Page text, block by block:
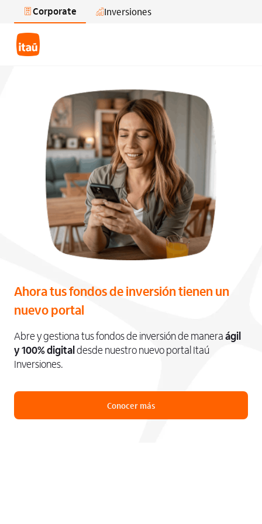
Saltar al contenido principal
Corporate Inversiones
Ahora tus fondos de inversión tienen un
nuevo portal
Abre y gestiona tus fondos de inversión de manera ágil
y 100% digitaldesde nuestro nuevo portal Itaú
Inversiones.
Conocer más